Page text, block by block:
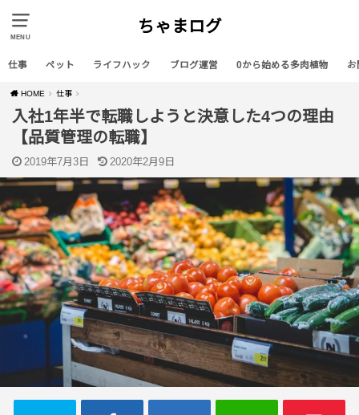
MENU
ちゃまログ
仕事 ペット ライフハック ブログ運営 0から始める多肉植物 お
HOME 仕事
入社1年半で転職しようと決意した4つの理由
【品質管理の転職】
2019年7月3日 2020年2月9日